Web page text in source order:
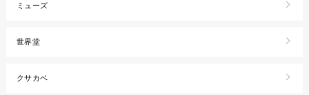
ミューズ
世界堂
クサカベ